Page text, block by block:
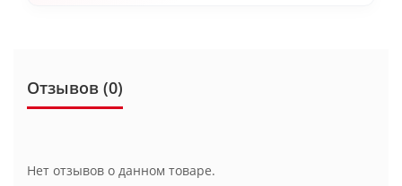
Отзывов (0)
Нет отзывов о данном товаре.